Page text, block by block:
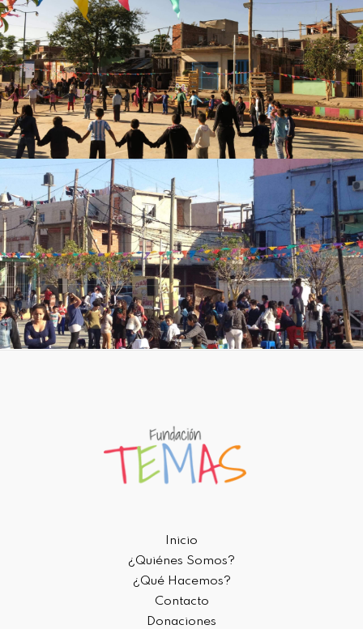
QUIERO HACER UNA DONACIÓN
VILLA 2124
Inicio
¿Quiénes Somos?
¿Qué Hacemos?
Contacto
Donaciones